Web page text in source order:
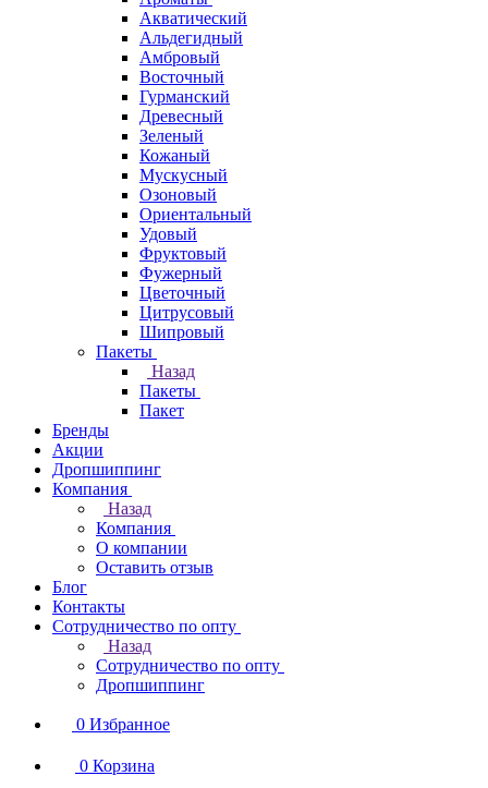
Акватический
Альдегидный
Амбровый
Восточный
Гурманский
Древесный
Зеленый
Кожаный
Мускусный
Озоновый
Ориентальный
Удовый
Фруктовый
Фужерный
Цветочный
Цитрусовый
Шипровый
Пакеты
Назад
Пакеты
Пакет
Бренды
Акции
Дропшиппинг
Компания
Назад
Компания
О компании
Оставить отзыв
Блог
Контакты
Сотрудничество по опту
Назад
Сотрудничество по опту
Дропшиппинг
0 Избранное
0 Корзина